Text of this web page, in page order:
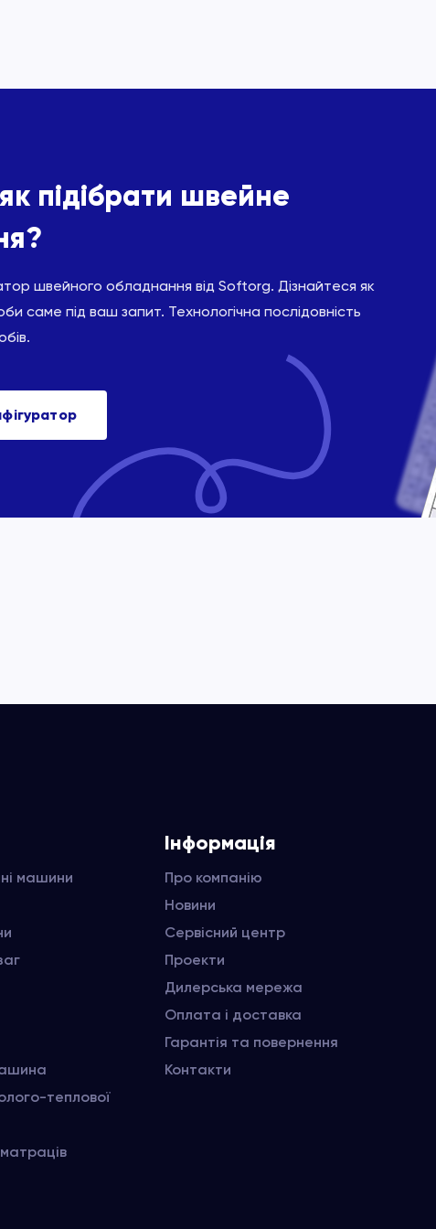
підібрати швейне
швейного обладнання від Softorg. Дізнайтеся як
саме під ваш запит. Технологічна послідовність
машини
теплової
Інформація
Про компанію
Новини
Сервісний центр
Проекти
Дилерська мережа
Оплата і доставка
Гарантія та повернення
Контакти